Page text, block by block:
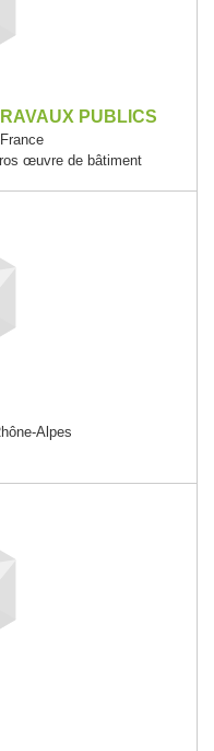
PUBLICS
œuvre de bâtiment
Alpes